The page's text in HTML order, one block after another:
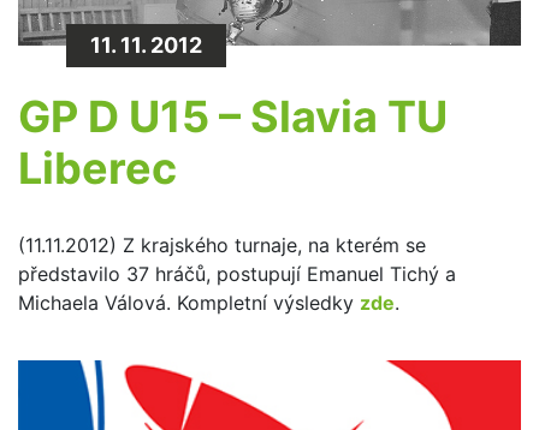
11. 11. 2012
GP D U15 – Slavia TU
Liberec
(11.11.2012) Z krajského turnaje, na kterém se
představilo 37 hráčů, postupují Emanuel Tichý a
Michaela Válová. Kompletní výsledky zde.